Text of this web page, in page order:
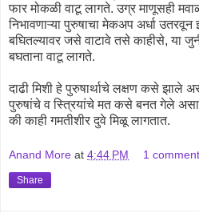
फार मोकळी वाटू लागते. उग्र माणूसही
निभावणाऱ्या पुरुषाचा मेकअप अर्धा
बघितल्यावर जसे वाटावे तसे काहीसे, या
बघताना वाटू लागते.
दाढी मिशी हे पुरुषार्थाचे लक्षण कसे झाले
पुरुषांचे व स्त्रियांचे मत कसे बनत गेले
की काही गमतीशीर दुवे मिळू लागतात.
Anand More at 4:44 PM 1
Share